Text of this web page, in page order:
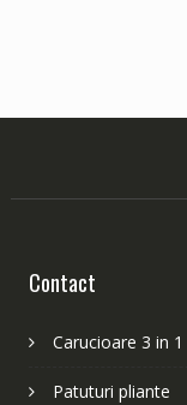
Contact
Carucioare 3 in 1
Patuturi pliante